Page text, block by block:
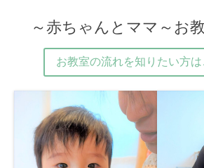
～赤ちゃんとママ～お
お教室の流れを知りたい方